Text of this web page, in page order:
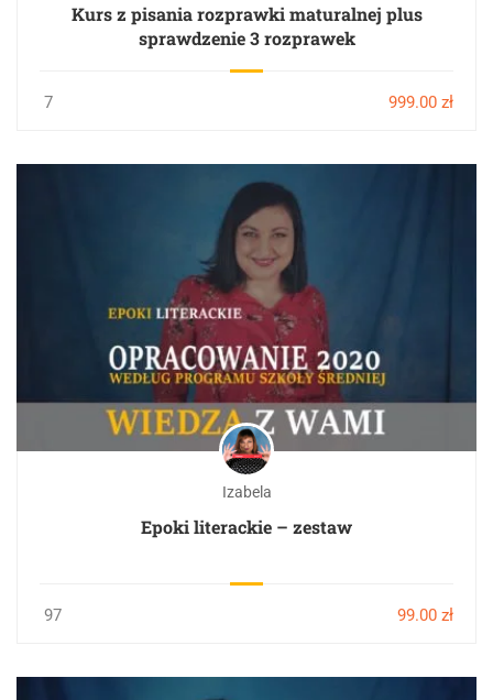
Kurs z pisania rozprawki maturalnej plus
sprawdzenie 3 rozprawek
7 999.00 zł
Izabela
Epoki literackie – zestaw
97 99.00 zł